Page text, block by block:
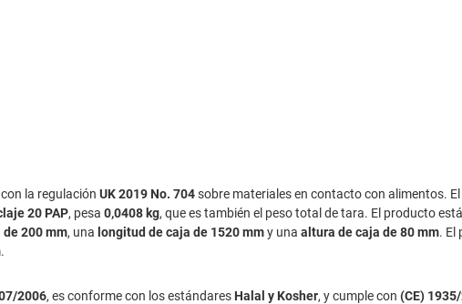
la regulación UK 2019 No. 704sobre materiales en contacto con alimentos.
20 PAP, pesa 0,0408 kg, que es también el peso total de tara. El producto
de 200 mm, una longitud de caja de 1520 mmy una altura de caja de 80 mm. El
.
2006, es conforme con los estándares Halal y Kosher, y cumple con (CE)